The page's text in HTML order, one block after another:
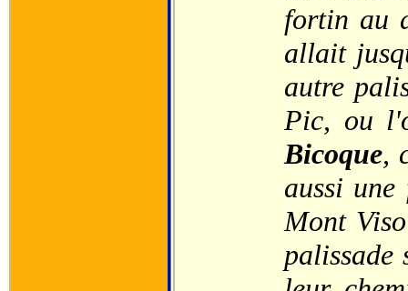
fortin au
allait
autre
Pic, ou
Bicoque,
aussi
Mont